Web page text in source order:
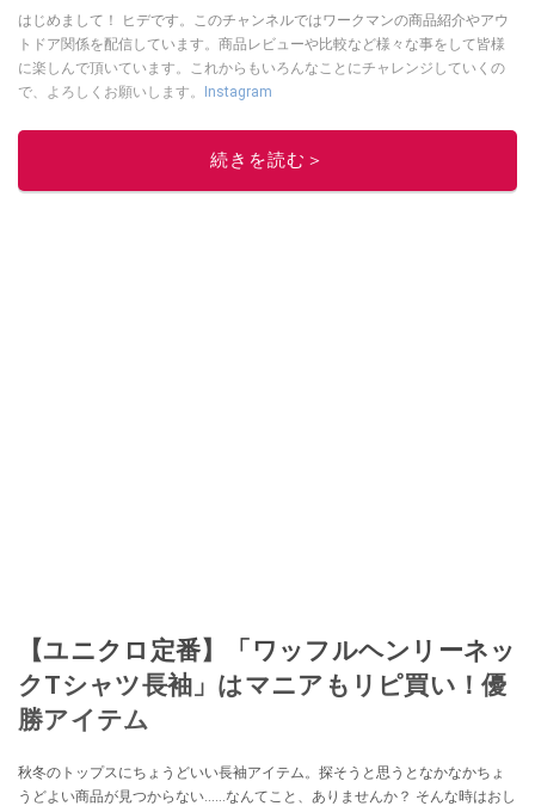
はじめまして！ ヒデです。このチャンネルではワークマンの商品紹介やアウ
トドア関係を配信しています。商品レビューや比較など様々な事をして皆様
に楽しんで頂いています。これからもいろんなことにチャレンジしていくの
で、よろしくお願いします。
Instagram
このイチオシストの他の記事を読む
続きを読む＞
【ユニクロ定番】「ワッフルヘンリーネッ
クTシャツ長袖」はマニアもリピ買い！優
勝アイテム
秋冬のトップスにちょうどいい長袖アイテム。探そうと思うとなかなかちょ
うどよい商品が見つからない……なんてこと、ありませんか？ そんな時はおし